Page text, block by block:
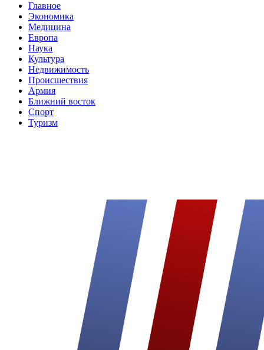
Главное
Экономика
Медицина
Европа
Наука
Культура
Недвижимость
Происшествия
Армия
Ближний восток
Спорт
Туризм